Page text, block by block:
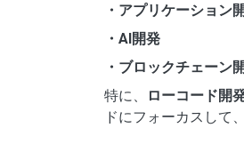
・アプリケーション
・AI開発
・ブロックチェーン
特に、
ローコード開
ドにフォーカスして